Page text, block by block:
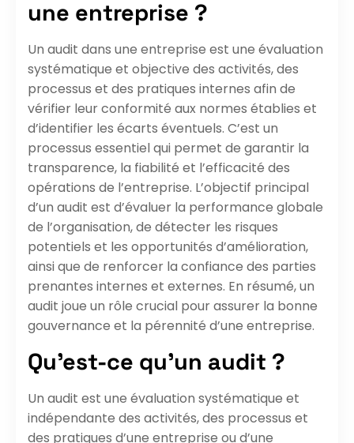
une entreprise ?
Un audit dans une entreprise est une évaluation
systématique et objective des activités, des
processus et des pratiques internes afin de
vérifier leur conformité aux normes établies et
d’identifier les écarts éventuels. C’est un
processus essentiel qui permet de garantir la
transparence, la fiabilité et l’efficacité des
opérations de l’entreprise. L’objectif principal
d’un audit est d’évaluer la performance globale
de l’organisation, de détecter les risques
potentiels et les opportunités d’amélioration,
ainsi que de renforcer la confiance des parties
prenantes internes et externes. En résumé, un
audit joue un rôle crucial pour assurer la bonne
gouvernance et la pérennité d’une entreprise.
Qu’est-ce qu’un audit ?
Un audit est une évaluation systématique et
indépendante des activités, des processus et
des pratiques d’une entreprise ou d’une